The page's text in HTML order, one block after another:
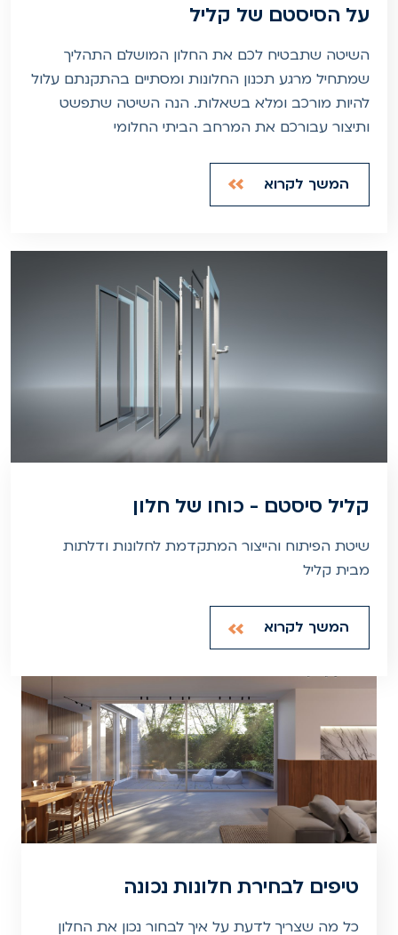
על הסיסטם של קליל
השיטה שתבטיח לכם את החלון המושלם התהליך
שמתחיל מרגע תכנון החלונות ומסתיים בהתקנתם עלול
להיות מורכב ומלא בשאלות. הנה השיטה שתפשט
ותיצור עבורכם את המרחב הביתי החלומי
המשך לקרוא
קליל סיסטם - כוחו של חלון
שיטת הפיתוח והייצור המתקדמת לחלונות ודלתות
מבית קליל
המשך לקרוא
טיפים לבחירת חלונות נכונה
כל מה שצריך לדעת על איך לבחור נכון את החלון